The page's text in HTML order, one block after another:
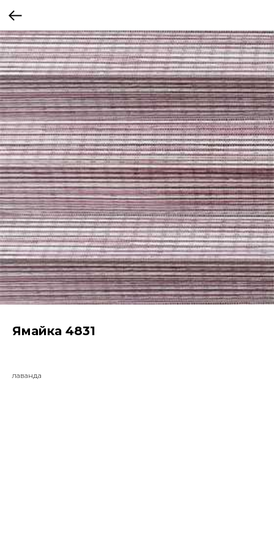
Ямайка 4831
лаванда